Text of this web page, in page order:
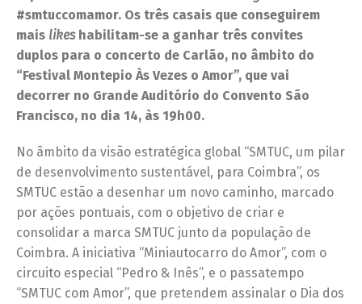
#smtuccomamor. Os três casais que conseguirem
mais likes habilitam-se a ganhar três convites
duplos para o concerto de Carlão, no âmbito do
“Festival Montepio Às Vezes o Amor”, que vai
decorrer no Grande Auditório do Convento São
Francisco, no dia 14, às 19h00.
No âmbito da visão estratégica global “SMTUC, um pilar
de desenvolvimento sustentável, para Coimbra”, os
SMTUC estão a desenhar um novo caminho, marcado
por ações pontuais, com o objetivo de criar e
consolidar a marca SMTUC junto da população de
Coimbra. A iniciativa “Miniautocarro do Amor”, com o
circuito especial “Pedro & Inês”, e o passatempo
“SMTUC com Amor”, que pretendem assinalar o Dia dos